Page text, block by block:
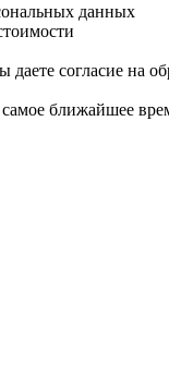
данных
согласие на
ближайшее